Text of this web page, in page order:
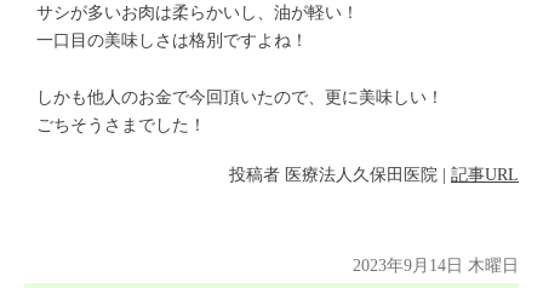
サシが多いお肉は柔らかいし、油が軽い！
一口目の美味しさは格別ですよね！
しかも他人のお金で今回頂いたので、更に美味しい！
ごちそうさまでした！
投稿者 医療法人久保田医院 | 記事URL
2023年9月14日 木曜日